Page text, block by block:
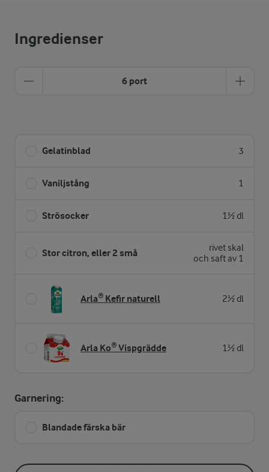
Ingredienser
6 port
Gelatinblad 3
Vaniljstång 1
Strösocker 1½ dl
Stor citron, eller 2 små
rivet skal
och saft av 1
Arla® Kefir naturell 2½ dl
Arla Ko® Vispgrädde 1½ dl
Garnering:
Blandade färska bär